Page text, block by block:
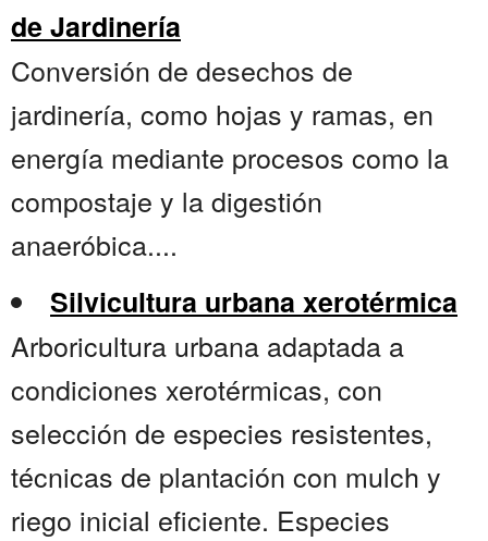
de Jardinería
Conversión de desechos de
jardinería, como hojas y ramas, en
energía mediante procesos como la
compostaje y la digestión
anaeróbica....
Silvicultura urbana xerotérmica
Arboricultura urbana adaptada a
condiciones xerotérmicas, con
selección de especies resistentes,
técnicas de plantación con mulch y
riego inicial eficiente. Especies